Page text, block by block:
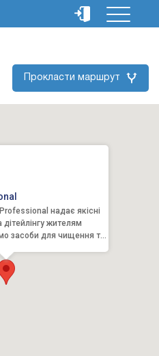
Прокласти маршрут
надає якісні
жителям
засоби для чищення та